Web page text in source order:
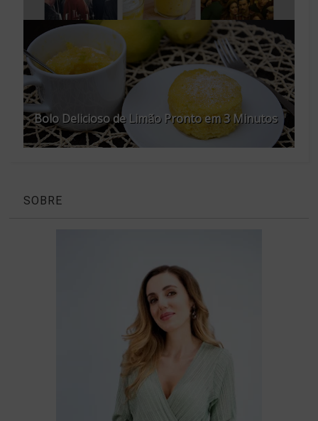
Bolo Delicioso de Limão Pronto em 3 Minutos
SOBRE